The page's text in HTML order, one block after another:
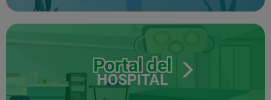
Portal del
HOSPITAL